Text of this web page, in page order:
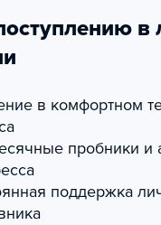
в комфортном
пробники и
поддержка